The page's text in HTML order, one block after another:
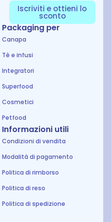
Iscriviti e ottieni lo
sconto
Packaging per
Canapa
Tè e infusi
Integratori
Superfood
Cosmetici
Petfood
Informazioni utili
Condizioni di vendita
Modalità di pagamento
Politica di rimborso
Politica di reso
Politica di spedizione